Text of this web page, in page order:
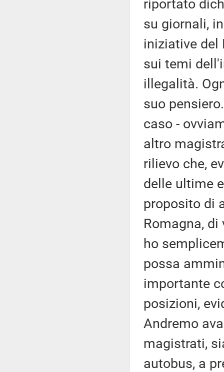
riportato
su giornali,
iniziative del
sui temi
illegalità.
suo
caso -
altro
rilievo che,
delle ultime
proposito di
Romagna,
ho
possa
importante
posizioni,
Andremo
magistrati,
autobus, a